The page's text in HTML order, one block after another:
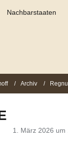
Nachbarstaaten
Archiv
1. März 2026 um